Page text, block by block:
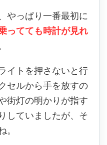
やっぱり一番最初に
ってても時計が見れ
イトを押さないと行
セルから手を放すの
街灯の明かりが指す
していましたが、そ
。